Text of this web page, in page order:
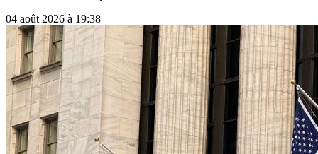
04 août 2026 à 19:38